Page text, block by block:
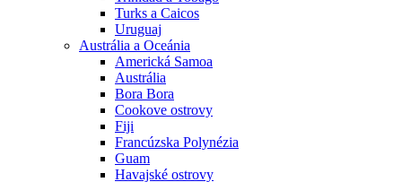
Turks a Caicos
Uruguaj
Austrália a Oceánia
Americká Samoa
Austrália
Bora Bora
Cookove ostrovy
Fiji
Francúzska Polynézia
Guam
Havajské ostrovy